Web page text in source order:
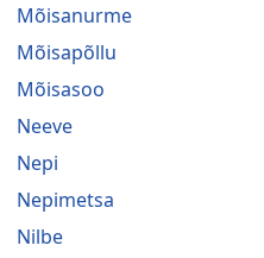
Mõisanurme
Mõisapõllu
Mõisasoo
Neeve
Nepi
Nepimetsa
Nilbe